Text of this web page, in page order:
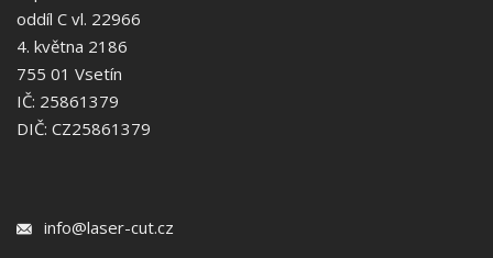
oddíl C vl. 22966
4. května 2186
755 01 Vsetín
IČ: 25861379
DIČ: CZ25861379
info@laser-cut.cz